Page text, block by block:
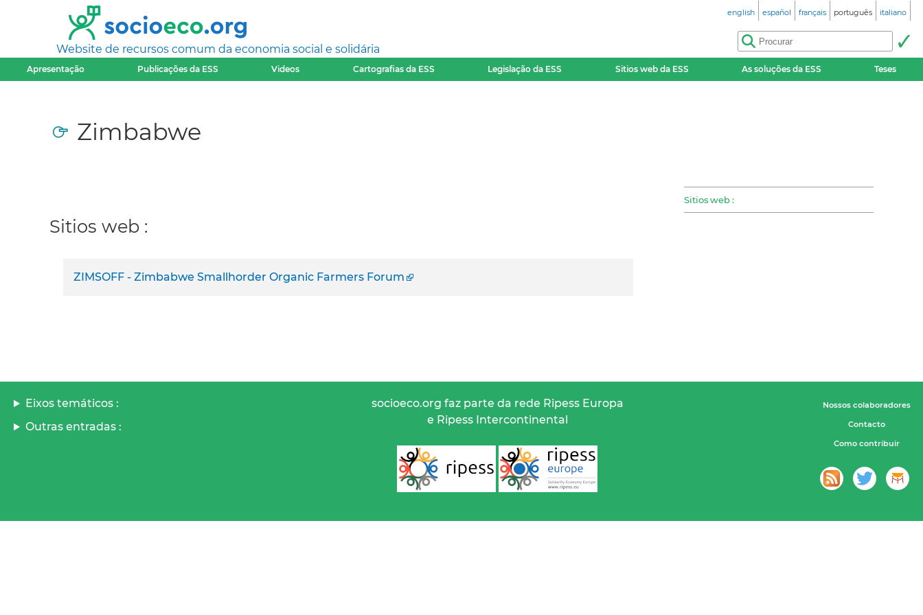
Website de recursos comum da economia social e solidária
english español français português italiano
Apresentação Publicações da ESS Videos Cartografias da ESS Legislação da ESS Sitios web da ESS As soluções da ESS Teses
Zimbabwe
Sitios web :
Sitios web :
ZIMSOFF - Zimbabwe Smallhorder Organic Farmers Forum
Eixos temáticos :
Outras entradas :
socioeco.org faz parte da rede Ripess Europa
e Ripess Intercontinental
Nossos colaboradores
Contacto
Como contribuir